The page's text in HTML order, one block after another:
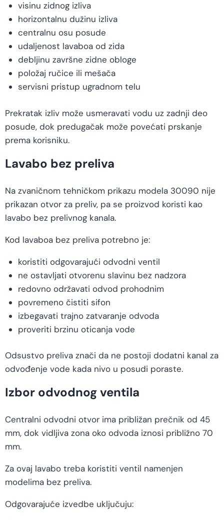
visinu zidnog izliva
horizontalnu dužinu izliva
centralnu osu posude
udaljenost lavaboa od zida
debljinu završne zidne obloge
položaj ručice ili mešača
servisni pristup ugradnom telu
Prekratak izliv može usmeravati vodu uz zadnji deo
posude, dok predugačak može povećati prskanje
prema korisniku.
Lavabo bez preliva
Na zvaničnom tehničkom prikazu modela 30090 nije
prikazan otvor za preliv, pa se proizvod koristi kao
lavabo bez prelivnog kanala.
Kod lavaboa bez preliva potrebno je:
koristiti odgovarajući odvodni ventil
ne ostavljati otvorenu slavinu bez nadzora
redovno održavati odvod prohodnim
povremeno čistiti sifon
izbegavati trajno zatvaranje odvoda
proveriti brzinu oticanja vode
Odsustvo preliva znači da ne postoji dodatni kanal za
odvođenje vode kada nivo u posudi poraste.
Izbor odvodnog ventila
Centralni odvodni otvor ima približan prečnik od 45
mm, dok vidljiva zona oko odvoda iznosi približno 70
mm.
Za ovaj lavabo treba koristiti ventil namenjen
modelima bez preliva.
Odgovarajuće izvedbe uključuju: